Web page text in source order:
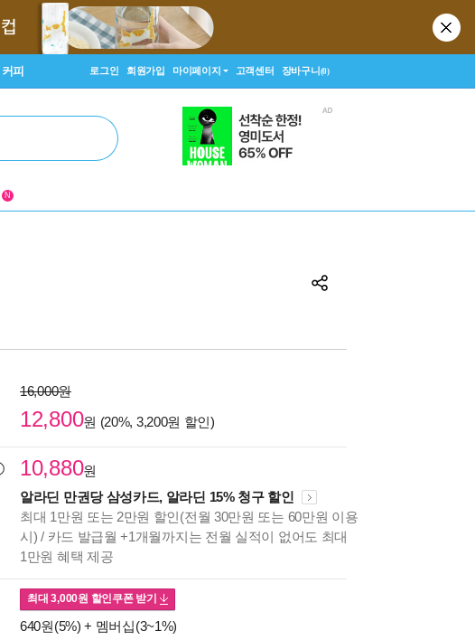
커피 로그인 회원가입 마이페이지 고객센터 장바구니(0)
N
16,000원
12,800원 (20%, 3,200원 할인)
10,880원
알라딘 만권당 삼성카드, 알라딘 15% 청구 할인
최대 1만원 또는 2만원 할인(전월 30만원 또는 60만원 이용
시) / 카드 발급월 +1개월까지는 전월 실적이 없어도 최대
1만원 혜택 제공
최대3,000원 할인쿠폰 받기
640원(5%) + 멤버십(3~1%)